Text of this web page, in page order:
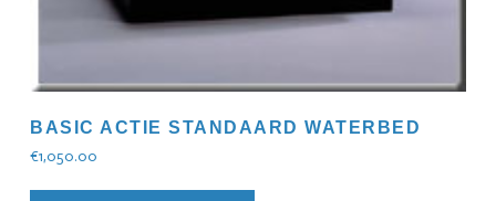
BASIC ACTIE STANDAARD WATERBED
€1,050.00